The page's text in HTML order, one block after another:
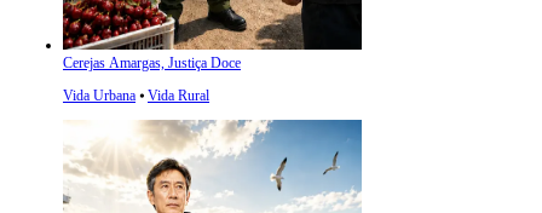
Cerejas Amargas, Justiça Doce
Vida Urbana ⦁ Vida Rural